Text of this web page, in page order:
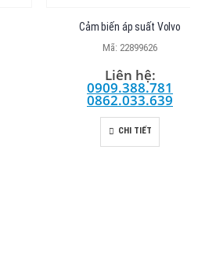
Cảm biến áp suất Volvo
Mã: 22899626
Liên hệ:
0909.388.781
0862.033.639
CHI TIẾT